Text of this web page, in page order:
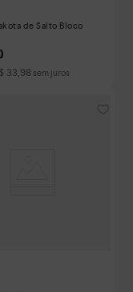
de Salto Bloco
33,98 sem juros